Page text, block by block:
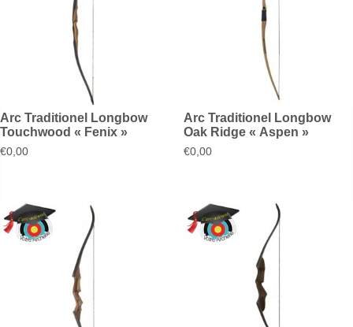
Arc Traditionel Longbow
Touchwood « Fenix »
€0,00
Arc Traditionel Longbow
Oak Ridge « Aspen »
€0,00